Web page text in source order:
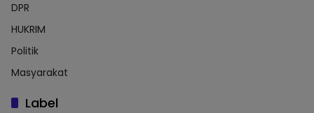
DPR
HUKRIM
Politik
Masyarakat
Label